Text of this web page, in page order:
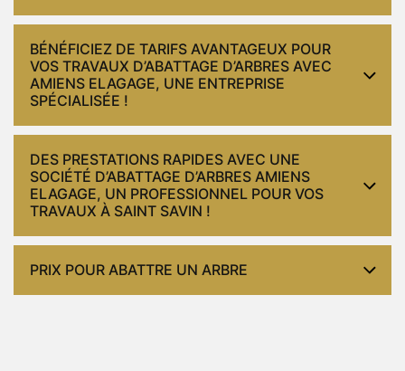
BÉNÉFICIEZ DE TARIFS AVANTAGEUX POUR
VOS TRAVAUX D’ABATTAGE D’ARBRES AVEC
AMIENS ELAGAGE, UNE ENTREPRISE
SPÉCIALISÉE !
DES PRESTATIONS RAPIDES AVEC UNE
SOCIÉTÉ D’ABATTAGE D’ARBRES AMIENS
ELAGAGE, UN PROFESSIONNEL POUR VOS
TRAVAUX À SAINT SAVIN !
PRIX POUR ABATTRE UN ARBRE